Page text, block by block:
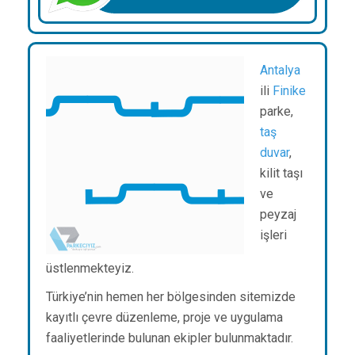
Antalya
ili Finike
parke,
taş
duvar,
kilit taşı
ve
peyzaj
işleri
üstlenmekteyiz.
Türkiye’nin hemen her bölgesinden sitemizde
kayıtlı çevre düzenleme, proje ve uygulama
faaliyetlerinde bulunan ekipler bulunmaktadır.